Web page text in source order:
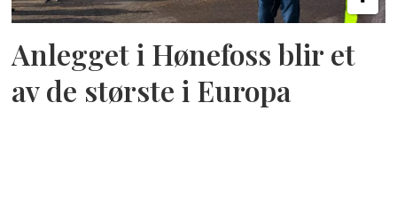
Anlegget i Hønefoss blir et
av de største i Europa